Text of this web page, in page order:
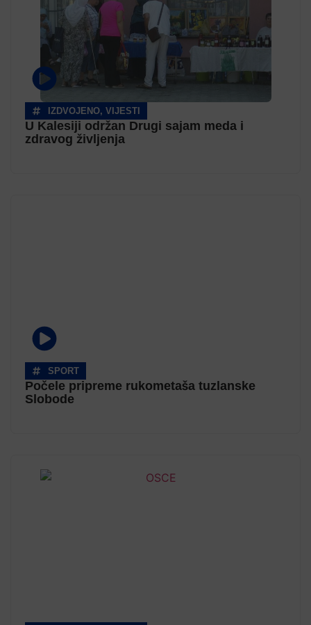
IZDVOJENO, VIJESTI
U Kalesiji održan Drugi sajam meda i
zdravog življenja
SPORT
Počele pripreme rukometaša tuzlanske
Slobode